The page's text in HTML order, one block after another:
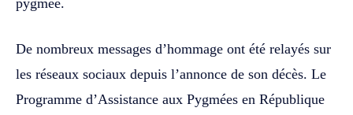
De nombreux messages d’hommage ont été relayés sur
les réseaux sociaux depuis l’annonce de son décès. Le
Programme d’Assistance aux Pygmées en République